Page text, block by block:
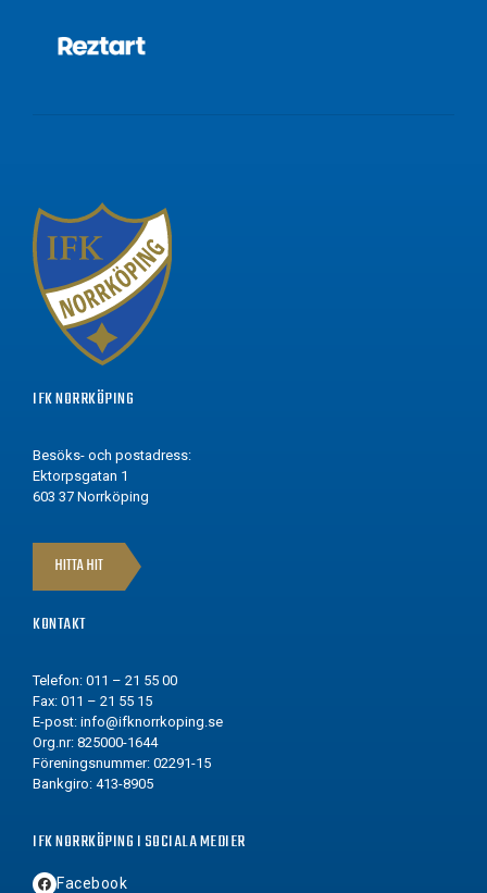
IFK NORRKÖPING
Besöks- och postadress:
Ektorpsgatan 1
603 37 Norrköping
HITTA HIT
KONTAKT
Telefon: 011 – 21 55 00
Fax: 011 – 21 55 15
E-post: info@ifknorrkoping.se
Org.nr: 825000-1644
Föreningsnummer: 02291-15
Bankgiro: 413-8905
IFK NORRKÖPING I SOCIALA MEDIER
Facebook